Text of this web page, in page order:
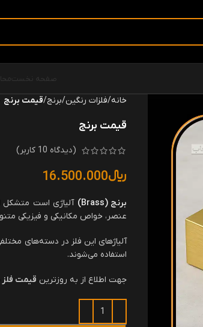
صفحه نخست
خانه فلزات رنگین برنج قیمت برنج
قیمت برنج
(دیدگاه 10 کاربر)
﷼16.500.000
برنج (Brass) آلیاژی است متشکل
عنصر، خواص مکانیکی و فیزیکی
آلیاژهای این فلز در دسته‌های
استفاده می‌شوند.
جهت اطلاع از به روزترین قیمت فلز